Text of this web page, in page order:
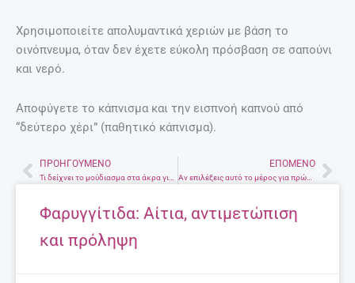
Χρησιμοποιείτε απολυμαντικά χεριών με βάση το
οινόπνευμα, όταν δεν έχετε εύκολη πρόσβαση σε σαπούνι
και νερό.
Αποφύγετε το κάπνισμα και την εισπνοή καπνού από
“δεύτερο χέρι” (παθητικό κάπνισμα).
PrevΠΡΟΗΓΟΎΜΕΝΟ ΕΠΌΜΕΝΟ
Αν επιλέξεις αυτό το μέρος για πρώτο ραντεβού θα είναι σκέτη αποτυχία
Φαρυγγίτιδα: Αίτια, αντιμετώπιση
και πρόληψη